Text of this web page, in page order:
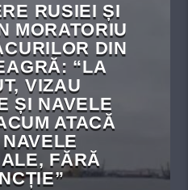
RUSIEI ȘI
MORATORIU
DIN
“LA
VIZAU
ȘI NAVELE
ATACĂ
FĂRĂ